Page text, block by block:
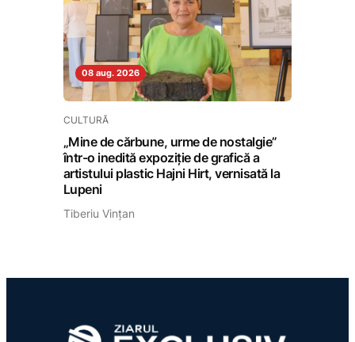
08 aug. 2026
CULTURĂ
„Mine de cărbune, urme de nostalgie”
într-o inedită expoziție de grafică a
artistului plastic Hajni Hirt, vernisată la
Lupeni
Tiberiu Vințan